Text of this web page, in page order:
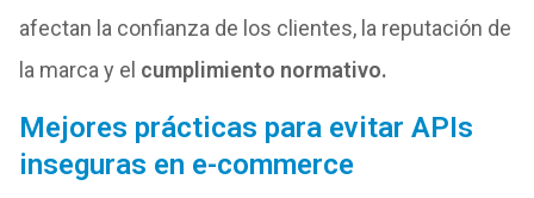
afectan la confianza de los clientes, la reputación de
la marca y el cumplimiento normativo.
Mejores prácticas para evitar APIs
inseguras en e-commerce